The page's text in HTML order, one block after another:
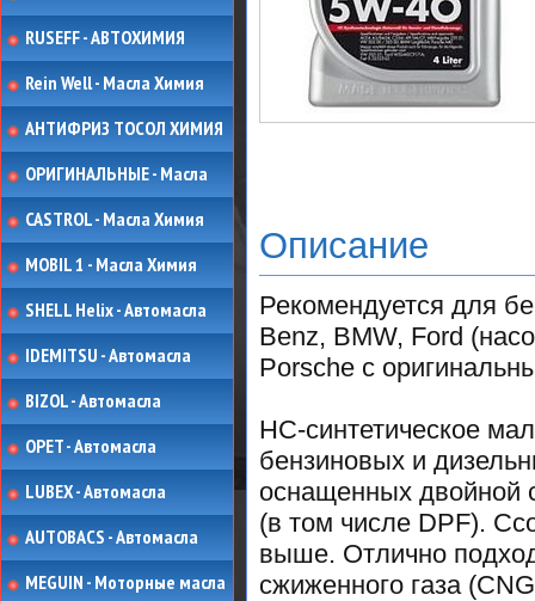
RUSEFF - АВТОХИМИЯ
Rein Well - Масла Химия
АНТИФРИЗ ТОСОЛ ХИМИЯ
ОРИГИНАЛЬНЫЕ - Масла
CASTROL - Масла Химия
MOBIL 1 - Масла Химия
SHELL Helix - Автомасла
IDEMITSU - Автомасла
BIZOL - Автомасла
OPET - Автомасла
LUBEX - Автомасла
AUTOBACS - Автомасла
MEGUIN - Моторные масла
Описание
Рекомендуется для
Benz, BMW, Ford
Porsche с
HC-синтетическое
бензиновых и
оснащенных двойной
(в том числе DPF).
выше. Отлично
сжиженного газа